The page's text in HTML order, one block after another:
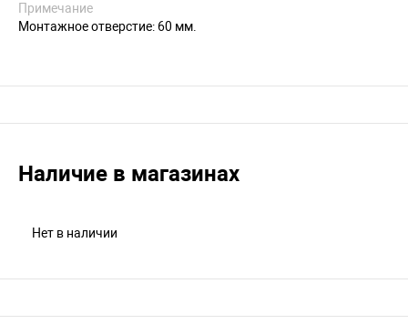
Примечание
Монтажное отверстие: 60 мм.
Наличие в магазинах
Нет в наличии